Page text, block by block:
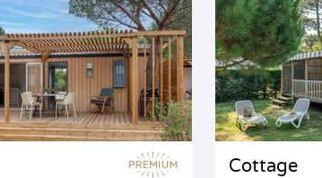
Cottage